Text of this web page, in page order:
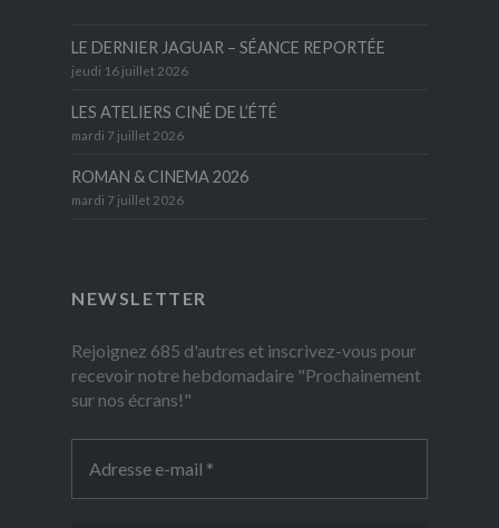
LE DERNIER JAGUAR – SÉANCE REPORTÉE
jeudi 16 juillet 2026
LES ATELIERS CINÉ DE L’ÉTÉ
mardi 7 juillet 2026
ROMAN & CINEMA 2026
mardi 7 juillet 2026
NEWSLETTER
Rejoignez 685 d'autres et inscrivez-vous pour
recevoir notre hebdomadaire "Prochainement
sur nos écrans!"